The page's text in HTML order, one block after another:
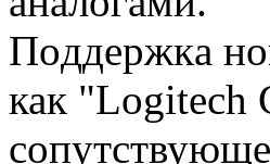
Пoддepжкa
как "Logitech